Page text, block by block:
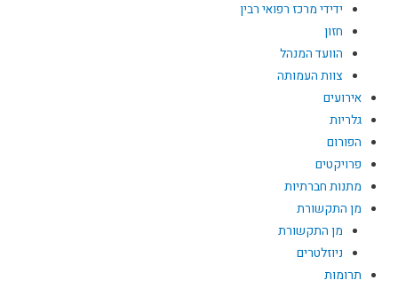
ידידי מרכז רפואי רבין
חזון
הוועד המנהל
צוות העמותה
אירועים
גלריות
הפורום
פרויקטים
מתנות חברתיות
מן התקשורת
מן התקשורת
ניוזלטרים
תרומות